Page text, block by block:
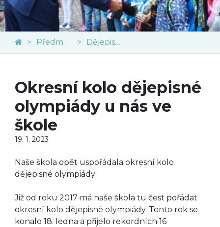
Předměty Dějepis a občanská výchova
Okresní kolo dějepisné
olympiády u nás ve
škole
19. 1. 2023
Naše škola opět uspořádala okresní kolo
dějepisné olympiády
Již od roku 2017 má naše škola tu čest pořádat
okresní kolo dějepisné olympiády. Tento rok se
konalo 18. ledna a přijelo rekordních 16